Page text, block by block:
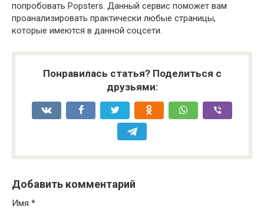
попробовать Popsters. Данный сервис поможет вам
проанализировать практически любые страницы,
которые имеются в данной соцсети.
Понравилась статья? Поделиться с
друзьями:
Добавить комментарий
Имя *